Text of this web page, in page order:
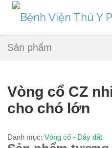
Sản phẩm
Vòng cổ CZ
cho chó lớn
Danh mục: Vòng cổ - Dây dắt